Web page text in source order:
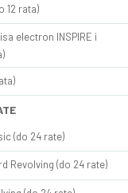
12 rata)
electron INSPIRE i
(do 24 rate)
Revolving (do 24 rate)